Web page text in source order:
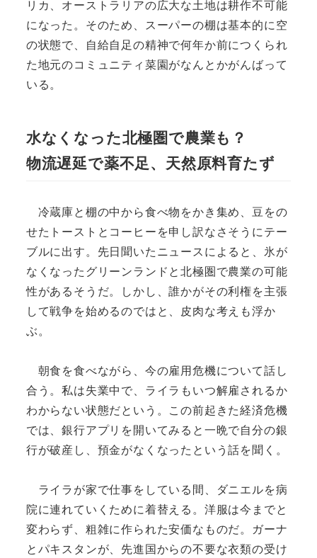
リカ、オーストラリアの広大な土地は耕作不可能
になった。そのため、スーパーの棚は基本的に空
の状態で、自給自足の精神で何年か前につくられ
た地元のコミュニティ菜園がなんとかがんばって
いる。
水なくなった北極圏で農業も？
物流遅延で薬不足、天然原料育たず
冷蔵庫と棚の中から食べ物をかき集め、豆をの
せたトーストとコーヒーを申し訳なさそうにテー
ブルに出す。先日聞いたニュースによると、氷が
なくなったグリーンランドと北極圏で農業の可能
性があるそうだ。しかし、誰かがその利権を主張
して戦争を始めるのではと、皮肉な考えも浮か
ぶ。
朝食を食べながら、今の雇用危機について話し
合う。私は失業中で、ライラもいつ解雇されるか
わからない状態だという。この前起きた経済危機
では、銀行アプリを開いてみると一晩で自分の銀
行が破産し、預金がなくなったという話を聞く。
ライラが家で仕事をしている間、ダニエルを病
院に連れていくために着替える。洋服は今までと
変わらず、粗雑に作られた安価なものだ。ガーナ
とパキスタンが、先進国からの不要な衣類の受け